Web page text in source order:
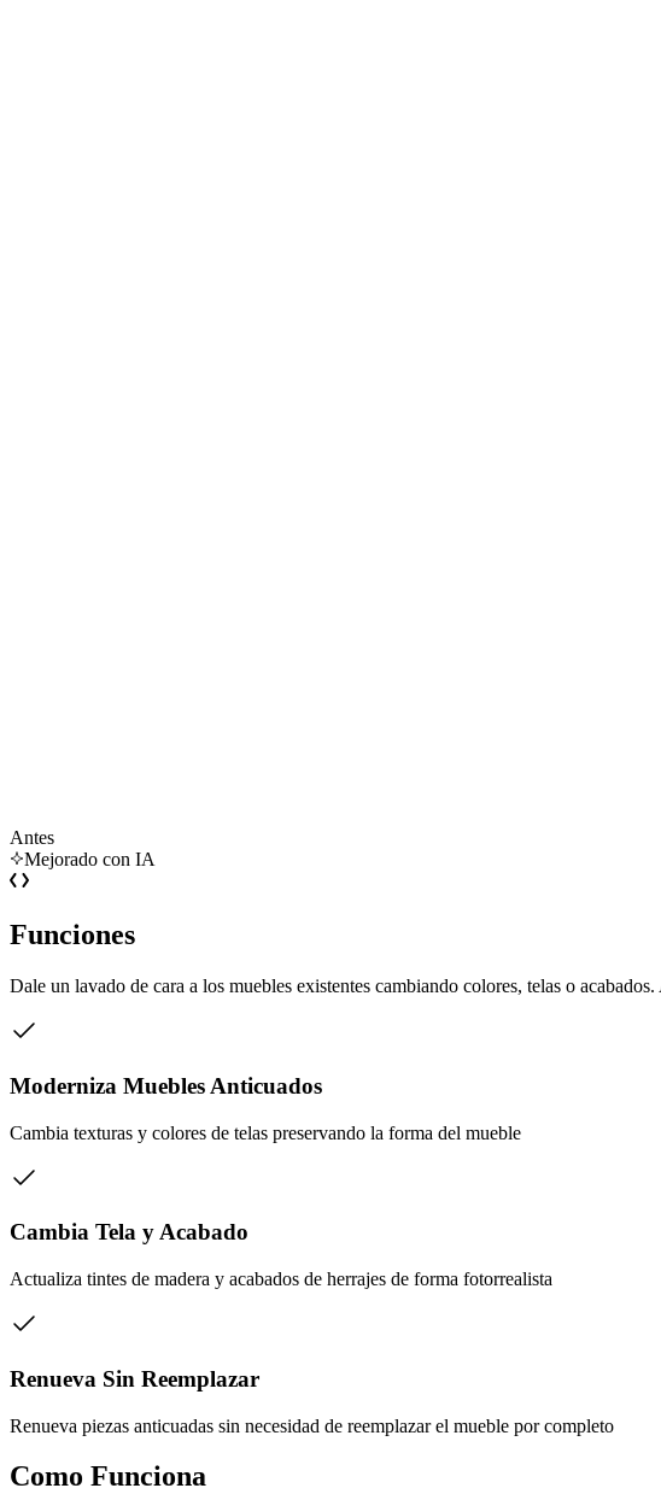
Antes
Mejorado con IA
Funciones
Dale un lavado de cara a los muebles existentes cambiando colores, telas o
Moderniza Muebles Anticuados
Cambia texturas y colores de telas preservando la forma del mueble
Cambia Tela y Acabado
Actualiza tintes de madera y acabados de herrajes de forma fotorrealista
Renueva Sin Reemplazar
Renueva piezas anticuadas sin necesidad de reemplazar el mueble por completo
Como Funciona